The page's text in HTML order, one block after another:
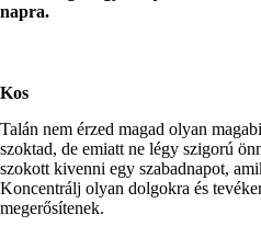
napra.
Kos
Talán nem érzed magad olyan
szoktad, de emiatt ne légy szigorú
szokott kivenni egy szabadnapot,
Koncentrálj olyan dolgokra és
megerősítenek.